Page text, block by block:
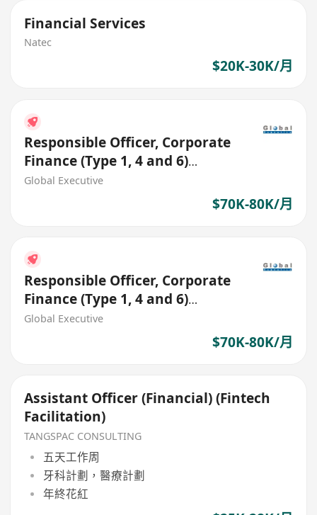
Financial Services
Natec
$20K-30K/月
Responsible Officer, Corporate
Finance (Type 1, 4 and 6)
(HK$70K - $80K)
Global Executive
$70K-80K/月
Responsible Officer, Corporate
Finance (Type 1, 4 and 6)
(HK$70K - $80K)
Global Executive
$70K-80K/月
Assistant Officer (Financial) (Fintech
Facilitation)
TANGSPAC CONSULTING
五天工作周
牙科計劃，醫療計劃
年終花紅